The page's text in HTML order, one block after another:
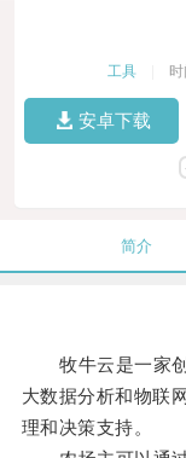
工具
安卓下载
简介
牧牛云是一家创
大数据分析和物联
理和决策支持。